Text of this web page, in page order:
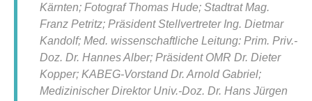
Kärnten; Fotograf Thomas Hude; Stadtrat Mag.
Franz Petritz; Präsident Stellvertreter Ing. Dietmar
Kandolf; Med. wissenschaftliche Leitung: Prim. Priv.-
Doz. Dr. Hannes Alber; Präsident OMR Dr. Dieter
Kopper; KABEG-Vorstand Dr. Arnold Gabriel;
Medizinischer Direktor Univ.-Doz. Dr. Hans Jürgen